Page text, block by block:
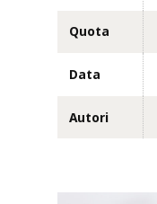
Quota
Data
Autori